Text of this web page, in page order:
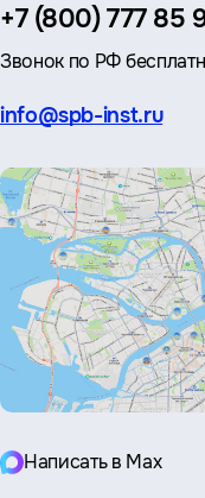
Телефон:
+7 (800) 777 85
Звонок по РФ
Эл.
info@spb-inst.ru
Написать в Max